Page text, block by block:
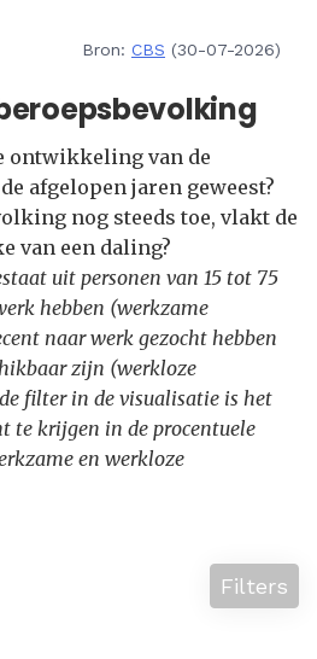
Bron: CBS (30-07-2026)
ontwikkeling van de
afgelopen jaren geweest?
nog steeds toe, vlakt de
van een daling?
uit personen van 15 tot 75
hebben (werkzame
naar werk gezocht hebben
zijn (werkloze
filter in de visualisatie is het
te krijgen in de procentuele
en werkloze
Filters